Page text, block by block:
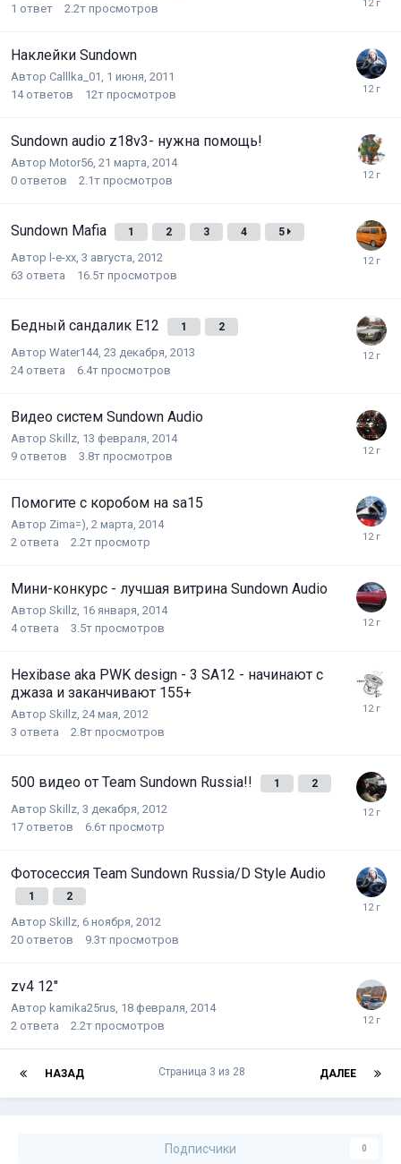
1 ответ 2.2т просмотров
Наклейки Sundown
Автор Calllka_01 1 июня, 2011
14 ответов 12т просмотров
Sundown audio z18v3- нужна помощь!
Автор Motor56 21 марта, 2014
0 ответов 2.1т просмотров
Sundown Mafia 1 2 3 4 5
Автор l-e-xx 3 августа, 2012
63 ответа 16.5т просмотров
Бедный сандалик E12 1 2
Автор Water144, 23 декабря, 2013
24 ответа 6.4т просмотров
Видео систем Sundown Audio
Автор Skillz 13 февраля, 2014
9 ответов 3.8т просмотров
Помогите с коробом на sa15
Автор Zima=) 2 марта, 2014
2 ответа 2.2т просмотр
Мини-конкурс - лучшая витрина Sundown Audio
Автор Skillz 16 января, 2014
4 ответа 3.5т просмотров
Hexibase aka PWK design - 3 SA12 - начинают с
джаза и заканчивают 155+
Автор Skillz 24 мая, 2012
3 ответа 2.8т просмотров
500 видео от Team Sundown Russia!! 1 2
Автор Skillz 3 декабря, 2012
17 ответов 6.6т просмотр
Фотосессия Team Sundown Russia/D Style Audio
1 2
Автор Skillz 6 ноября, 2012
20 ответов 9.3т просмотров
zv4 12"
Автор kamika25rus 18 февраля, 2014
2 ответа 2.2т просмотров
НАЗАД ДАЛЕЕ
Страница 3 из 28
Подписчики 0